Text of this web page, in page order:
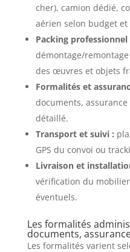
cher), camion dédié,
aérien selon budget et
Packing professionnel
démontage/
des œuvres et objets
Formalités et
documents,
détaillé.
Transport et suivi :
GPS du convoi ou
Livraison et
vérification du
éventuels.
Les formalités
documents,
Les formalités varient